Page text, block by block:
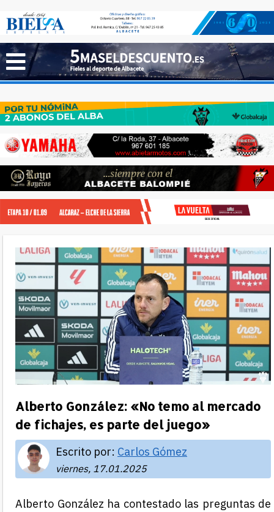
Alberto González: «No temo al mercado
de fichajes, es parte del juego»
Escrito por: Carlos Gómez
viernes, 17.01.2025
Alberto González ha contestado las preguntas de